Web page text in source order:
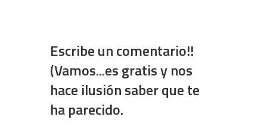
Escribe un comentario!!
(Vamos...es gratis y nos
hace ilusión saber que te
ha parecido.